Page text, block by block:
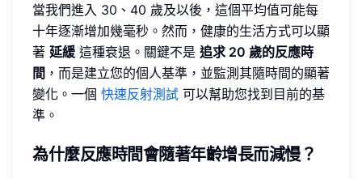
當我們進入 30、40 歲及以後，這個平均值可能每
十年逐漸增加幾毫秒。然而，健康的生活方式可以顯
著 延緩 這種衰退。關鍵不是 追求 20 歲的反應時
間 ，而是建立您的個人基準，並監測其隨時間的顯著
變化。一個 快速反射測試 可以幫助您找到目前的基
準。
為什麼反應時間會隨著年齡增長而減慢？